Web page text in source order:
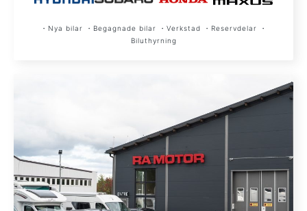
・Nya bilar ・Begagnade bilar ・Verkstad ・Reservdelar ・
Biluthyrning